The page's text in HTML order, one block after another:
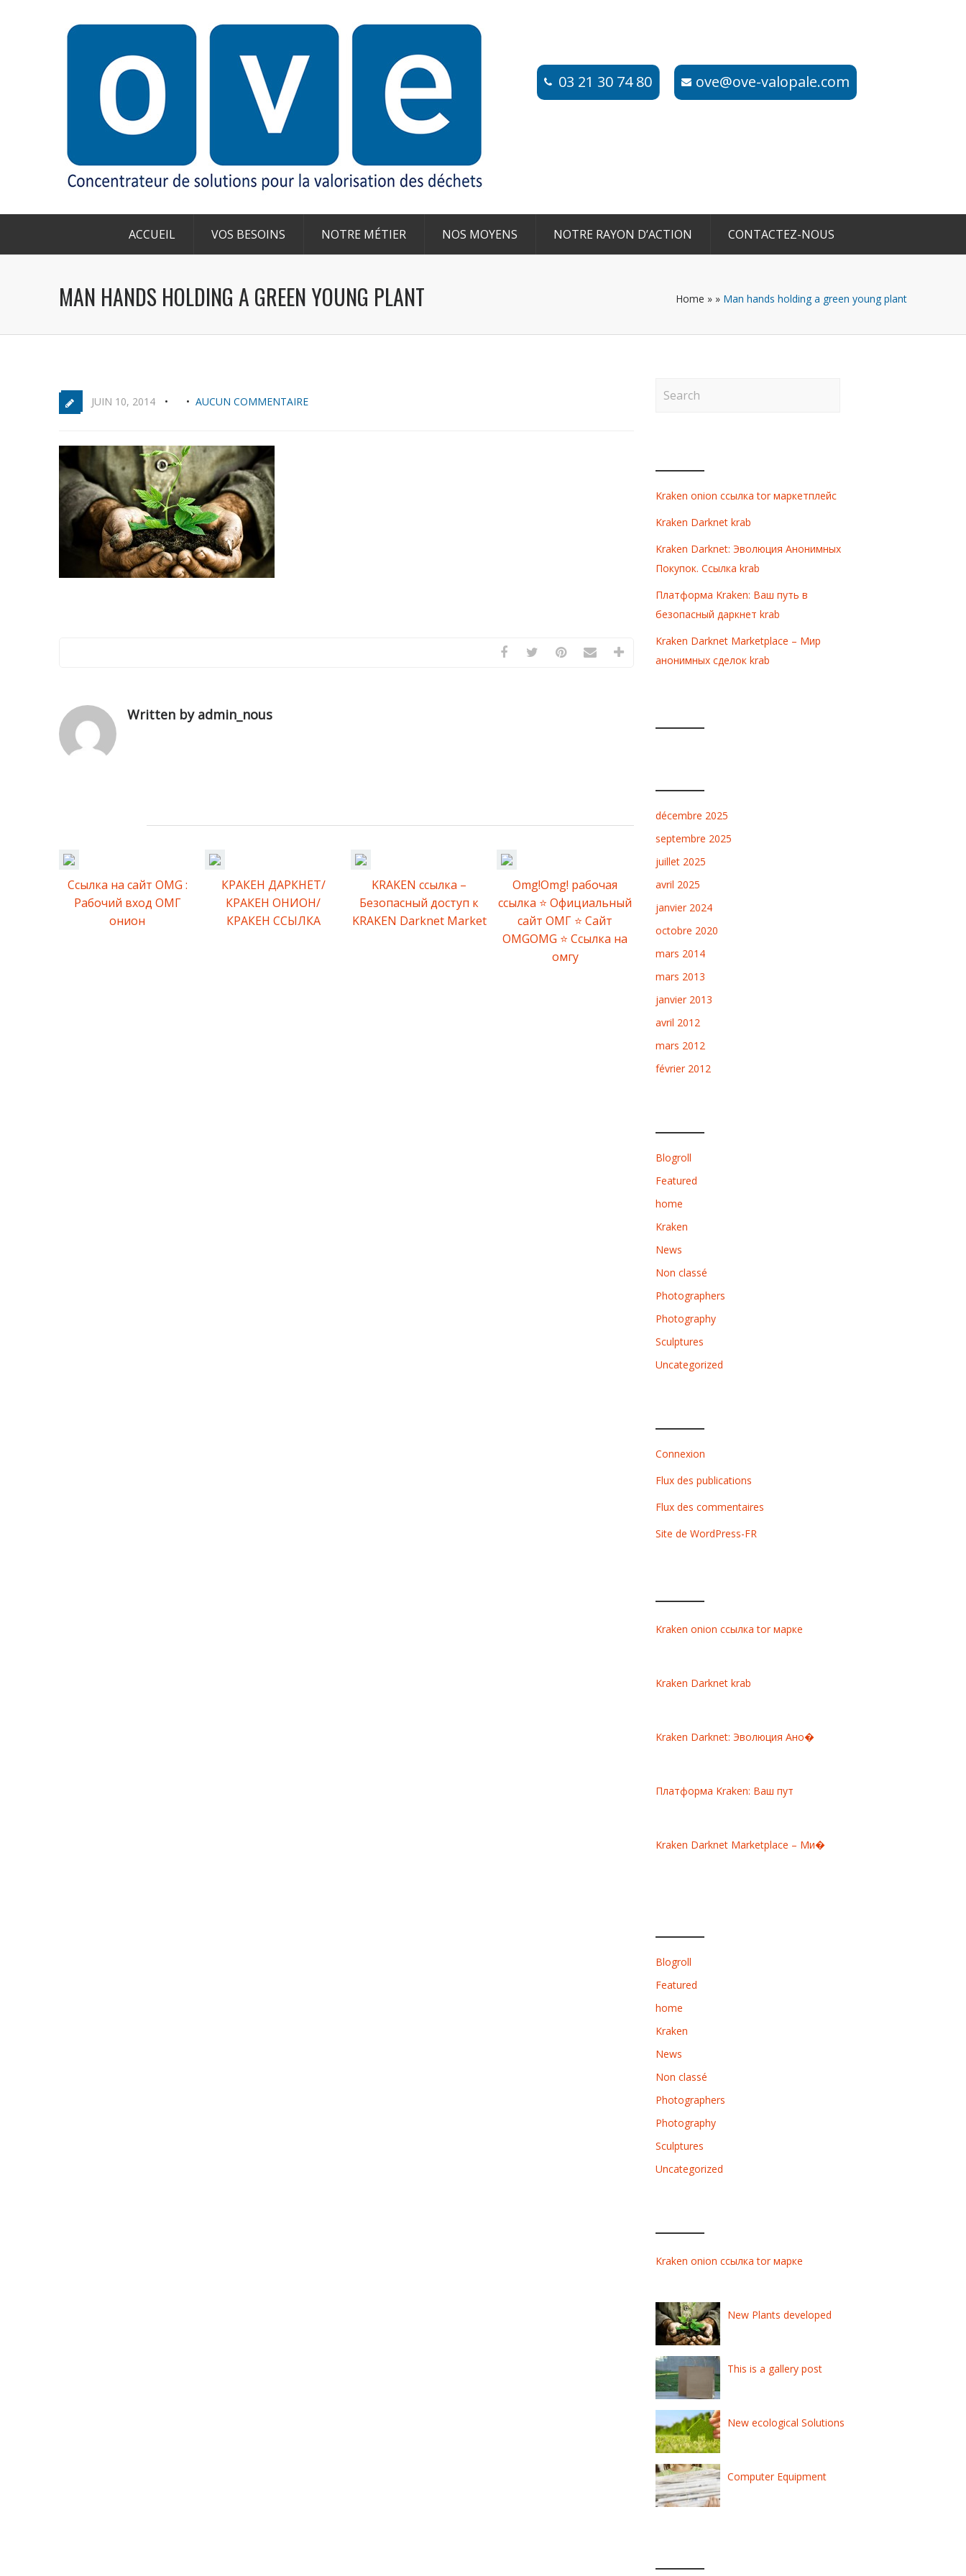
03 21 30 74 80​​ ove@ove-valopale.com
ACCUEIL VOS BESOINS NOTRE MÉTIER NOS MOYENS NOTRE RAYON D’ACTION CONTACTEZ-NOUS
MAN HANDS HOLDING A GREEN YOUNG PLANT Home » » Man hands holding a green young plant
JUIN 10, 2014 AUCUN COMMENTAIRE
Written by admin_nous
Ссылка на сайт OMG :
Рабочий вход ОМГ
онион
КРАКЕН ДАРКНЕТ/
КРАКЕН ОНИОН/
КРАКЕН ССЫЛКА
KRAKEN ссылка –
Безопасный доступ к
KRAKEN Darknet Market
Omg!Omg! рабочая
ссылка ⭐️ Официальный
сайт ОМГ ⭐️ Сайт
OMGOMG ⭐️ Ссылка на
омгу
Kraken onion ссылка tor маркетплейс
Kraken Darknet krab
Kraken Darknet: Эволюция Анонимных
Покупок. Ссылка krab
Платформа Kraken: Ваш путь в
безопасный даркнет krab
Kraken Darknet Marketplace – Мир
анонимных сделок krab
décembre 2025
septembre 2025
juillet 2025
avril 2025
janvier 2024
octobre 2020
mars 2014
mars 2013
janvier 2013
avril 2012
mars 2012
février 2012
Blogroll
Featured
home
Kraken
News
Non classé
Photographers
Photography
Sculptures
Uncategorized
Connexion
Flux des publications
Flux des commentaires
Site de WordPress-FR
Kraken onion ссылка tor марке
Kraken Darknet krab
Kraken Darknet: Эволюция Ано�
Платформа Kraken: Ваш пут
Kraken Darknet Marketplace – Ми�
Blogroll
Featured
home
Kraken
News
Non classé
Photographers
Photography
Sculptures
Uncategorized
Kraken onion ссылка tor марке
New Plants developed
This is a gallery post
New ecological Solutions
Computer Equipment